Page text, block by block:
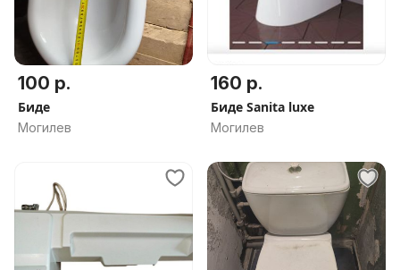
100 р.
Биде
Могилев
160 р.
Биде Sanita luxe
Могилев